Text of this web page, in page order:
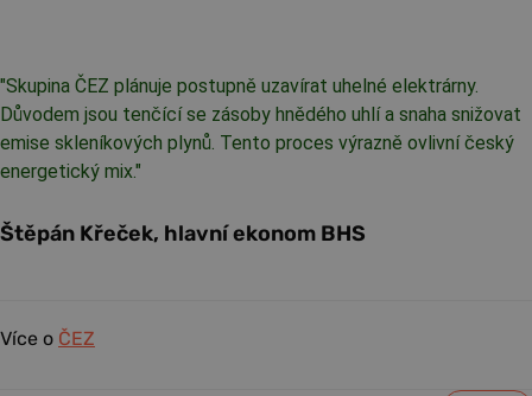
"Skupina ČEZ plánuje postupně uzavírat uhelné elektrárny.
Důvodem jsou tenčící se zásoby hnědého uhlí a snaha snižovat
emise skleníkových plynů. Tento proces výrazně ovlivní český
energetický mix."
Štěpán Křeček, hlavní ekonom BHS
Více o ČEZ